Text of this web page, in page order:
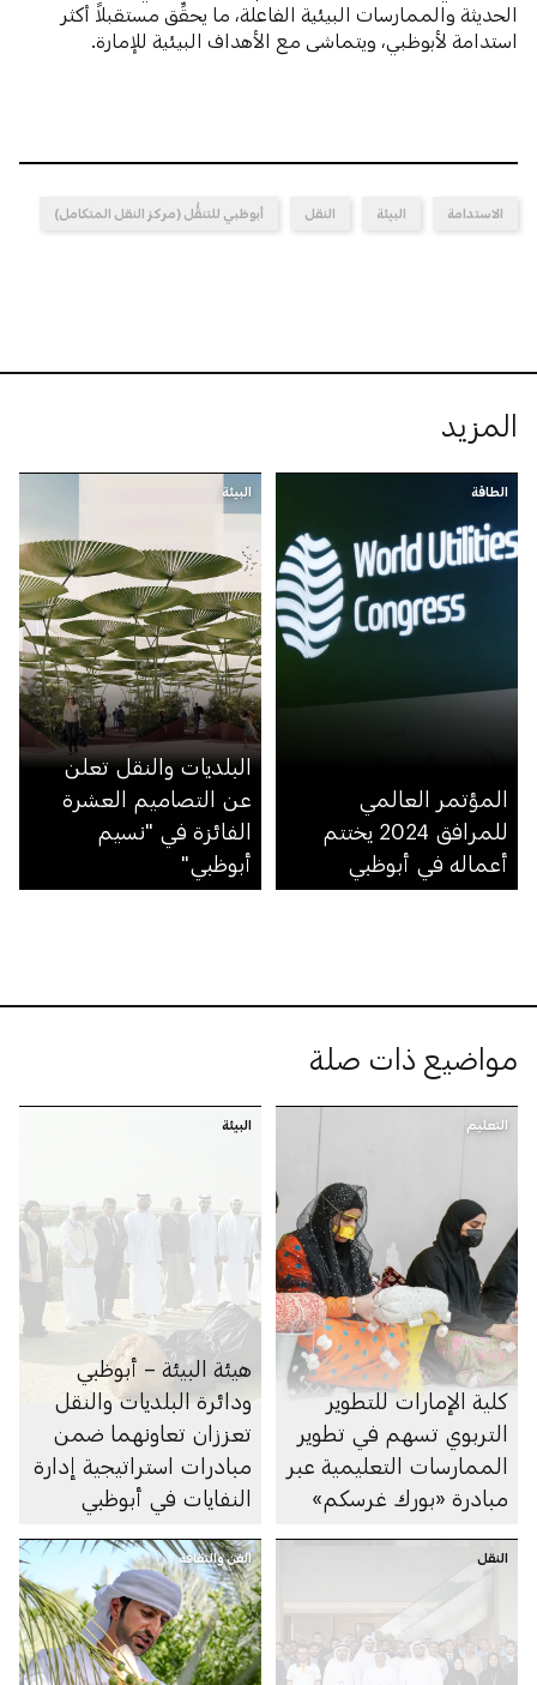
الحديثة والممارسات البيئية الفاعلة، ما يحقِّق مستقبلاً أكثر
استدامة لأبوظبي، ويتماشى مع الأهداف البيئية للإمارة.
الاستدامة البيئة النقل أبوظبي للتنقُّل (مركز النقل المتكامل)
المزيد
الطاقة
المؤتمر العالمي
للمرافق 2024 يختتم
أعماله في أبوظبي
البيئة
البلديات والنقل تعلن
عن التصاميم العشرة
الفائزة في "نسيم
أبوظبي"
مواضيع ذات صلة
التعليم
كلية الإمارات للتطوير
التربوي تسهم في تطوير
الممارسات التعليمية عبر
مبادرة «بورك غرسكم»
البيئة
هيئة البيئة – أبوظبي
ودائرة البلديات والنقل
تعززان تعاونهما ضمن
مبادرات استراتيجية إدارة
النفايات في أبوظبي
النقل الفن والثقافة